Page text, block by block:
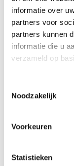
informatie over
partners voor
partners kunnen
informatie die u
verzameld op
Noodzakelijk
Voorkeuren
Statistieken
Professionele
Gemiddelde
De producten van
fabricage. ACV
resulteert in